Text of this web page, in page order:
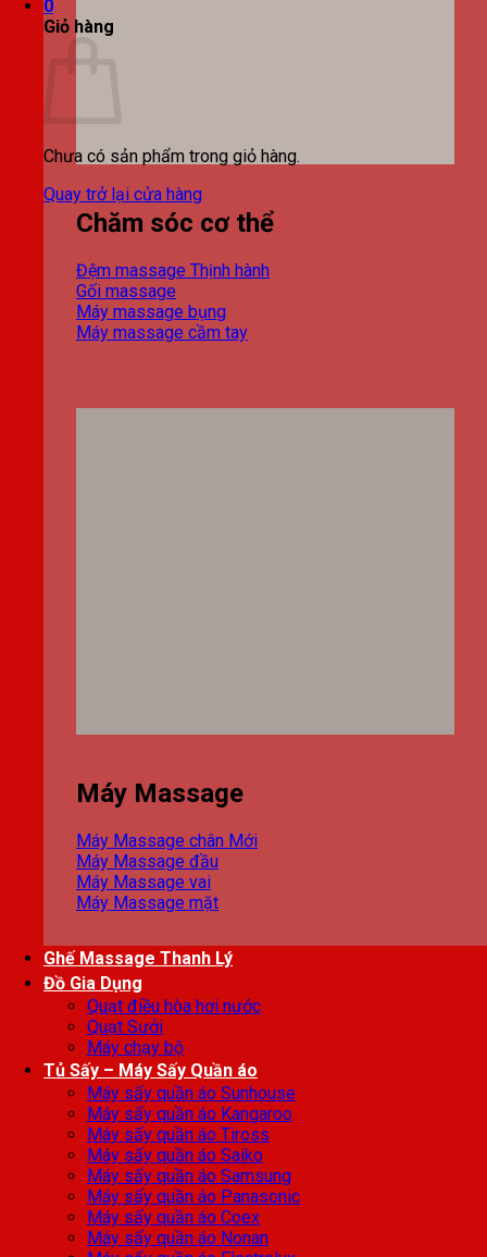
0
Giỏ hàng
Chưa có sản phẩm trong giỏ hàng.
Quay trở lại cửa hàng
Chăm sóc cơ thể
Đệm massage
Gối massage
Máy massage bụng
Máy massage cầm tay
Máy Massage
Máy Massage chân
Máy Massage đầu
Máy Massage vai
Máy Massage mặt
Ghế Massage Thanh Lý
Đồ Gia Dụng
Quạt điều hòa hơi nước
Quạt Sưởi
Máy chạy bộ
Tủ Sấy – Máy Sấy Quần áo
Máy sấy quần áo Sunhouse
Máy sấy quần áo Kangaroo
Máy sấy quần áo Tiross
Máy sấy quần áo Saiko
Máy sấy quần áo Samsung
Máy sấy quần áo Panasonic
Máy sấy quần áo Coex
Máy sấy quần áo Nonan